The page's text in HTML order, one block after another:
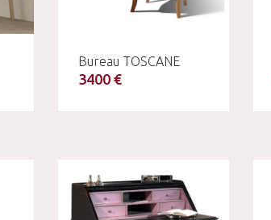
Bureau TOSCANE
3400 €